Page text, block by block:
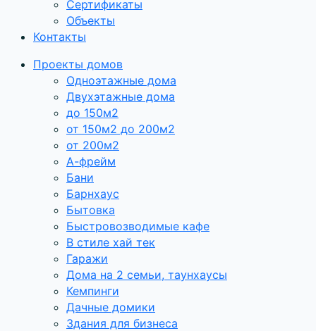
Сертификаты
Объекты
Контакты
Проекты домов
Одноэтажные дома
Двухэтажные дома
до 150м2
от 150м2 до 200м2
от 200м2
А-фрейм
Бани
Барнхаус
Бытовка
Быстровозводимые кафе
В стиле хай тек
Гаражи
Дома на 2 семьи, таунхаусы
Кемпинги
Дачные домики
Здания для бизнеса